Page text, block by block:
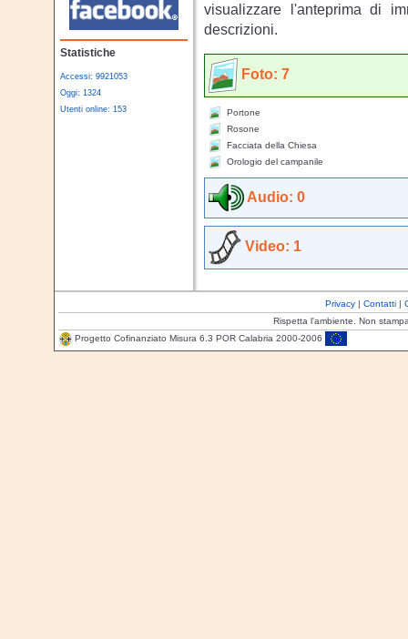
Statistiche
Accessi: 9921053
Oggi: 1324
Utenti online: 153
visualizzare l'anteprima di
descrizioni.
Foto: 7
Portone
Rosone
Facciata della Chiesa
Orologio del campanile
Audio: 0
Video: 1
Privacy| Contatti|
Rispetta l'ambiente. Non
Progetto Cofinanziato Misura 6.3 POR Calabria 2000-2006